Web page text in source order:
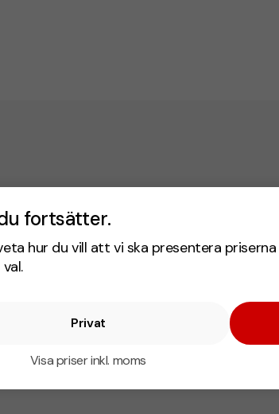
fortsätter.
hur du vill att vi ska presentera
Privat
Visa priser inkl. moms